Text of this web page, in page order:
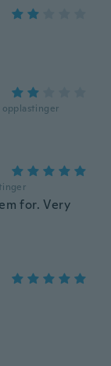
opplastinger
for. Very